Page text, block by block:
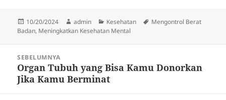
Diposkan
pada
10/20/2024 Penulis
admin Kategori
Kesehatan Tag
Mengontrol Berat
Badan, Meningkatkan Kesehatan Mental
SEBELUMNYA
Pos
sebelumnya:
Organ Tubuh yang Bisa Kamu Donorkan
Jika Kamu Berminat